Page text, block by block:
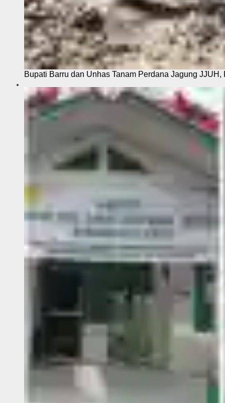
Bupati Barru dan Unhas Tanam Perdana Jagung